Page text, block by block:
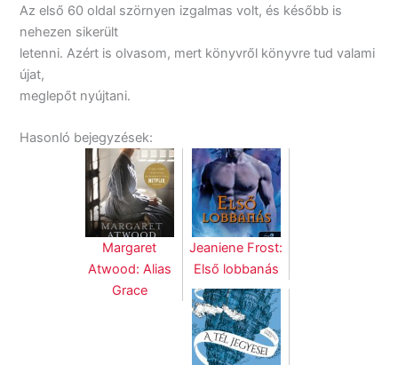
Az első 60 oldal szörnyen izgalmas volt, és később is
nehezen sikerült
letenni. Azért is olvasom, mert könyvről könyvre tud valami
újat,
meglepőt nyújtani.
Hasonló bejegyzések:
Margaret
Atwood: Alias
Grace
Jeaniene Frost:
Első lobbanás